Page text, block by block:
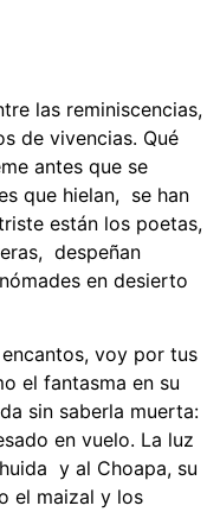
las reminiscencias,
de vivencias. Qué
antes que se
que hielan, se han
están los poetas,
despeñan
en desierto
voy por tus
el fantasma en su
sin saberla muerta:
en vuelo. La luz
y al Choapa, su
el maizal y los